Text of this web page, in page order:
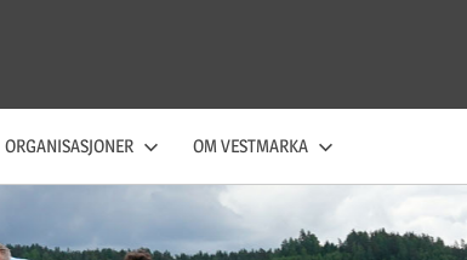
ORGANISASJONER OM VESTMARKA